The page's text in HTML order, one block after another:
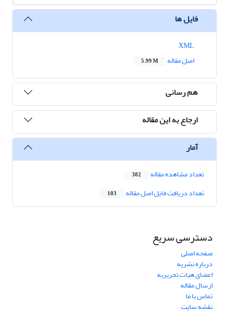
فایل ها
اصل مقاله
5.99 M
هم رسانی
ارجاع به این مقاله
آمار
تعداد مشاهده مقاله 382
تعداد دریافت فایل اصل مقاله 103
دسترسی سریع
صفحه اصلی
درباره نشریه
اعضای هیات تحریریه
ارسال مقاله
تماس با ما
نقشه سایت